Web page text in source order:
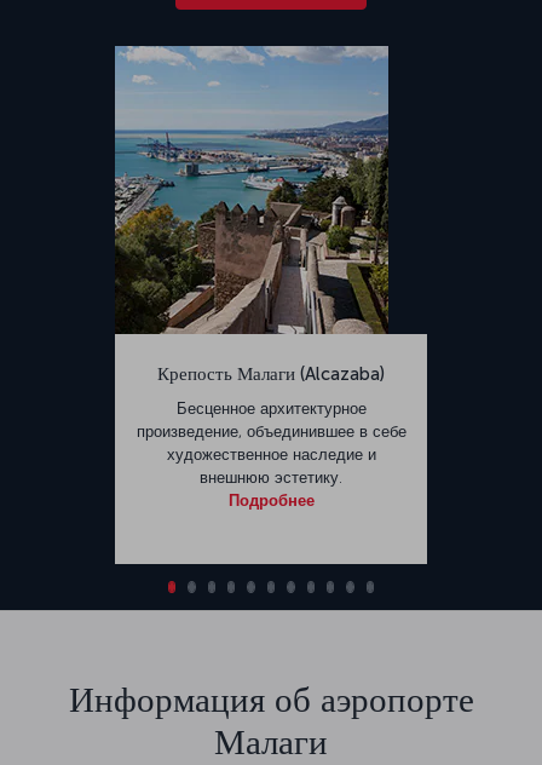
Крепость Малаги (Alcazaba)
Бесценное архитектурное
произведение, объединившее в себе
художественное наследие и
внешнюю эстетику.
Подробнее
Информация об аэропорте
Малаги